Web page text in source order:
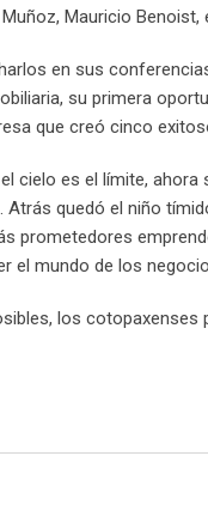
Mauricio Benoist,
en sus
su primera
que creó cinco
cielo es el límite,
Atrás quedó el niño
prometedores
el mundo de los
los